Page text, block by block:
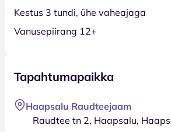
Kestus 3 tundi, ühe vaheajaga
Vanusepiirang 12+
Tapahtumapaikka
Haapsalu Raudteejaam
Raudtee tn 2, Haapsalu,